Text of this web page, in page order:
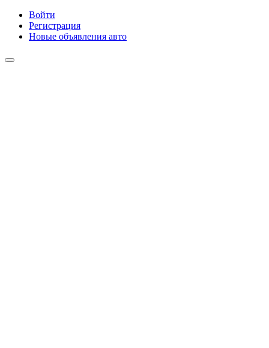
Войти
Регистрация
Новые объявления авто